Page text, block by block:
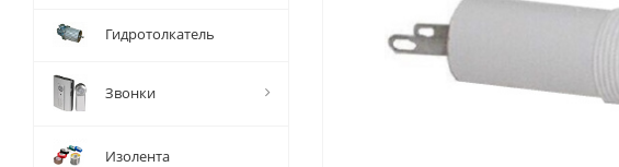
Гидротолкатель
Звонки
Изолента